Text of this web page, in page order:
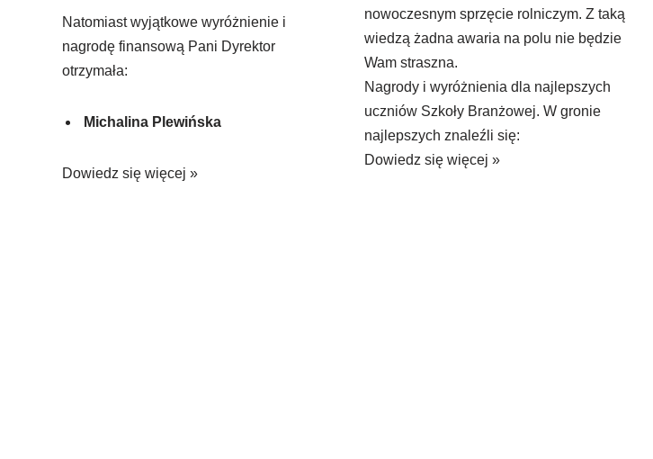
Natomiast wyjątkowe wyróżnienie i
nagrodę finansową Pani Dyrektor
otrzymała:
Michalina Plewińska
Dowiedz się więcej »
nowoczesnym sprzęcie rolniczym. Z taką
wiedzą żadna awaria na polu nie będzie
Wam straszna.
Nagrody i wyróżnienia dla najlepszych
uczniów Szkoły Branżowej. W gronie
najlepszych znaleźli się:
Dowiedz się więcej »